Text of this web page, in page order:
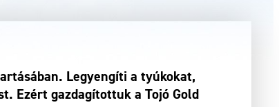
Legyengíti a tyúkokat,
Ezért gazdagítottuk a Tojó Gold